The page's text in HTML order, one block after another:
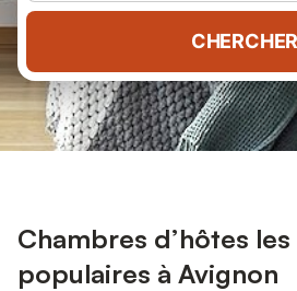
CHERCHER
Chambres d’hôtes
populaires à Avignon